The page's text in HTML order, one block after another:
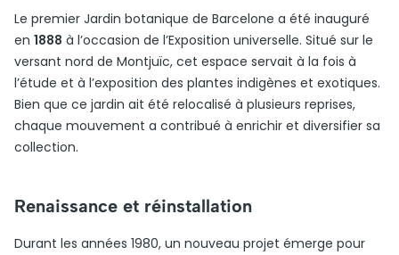
Le premier Jardin botanique de Barcelone a été inauguré
en 1888 à l’occasion de l’Exposition universelle. Situé sur le
versant nord de Montjuïc, cet espace servait à la fois à
l’étude et à l’exposition des plantes indigènes et exotiques.
Bien que ce jardin ait été relocalisé à plusieurs reprises,
chaque mouvement a contribué à enrichir et diversifier sa
collection.
Renaissance et réinstallation
Durant les années 1980, un nouveau projet émerge pour